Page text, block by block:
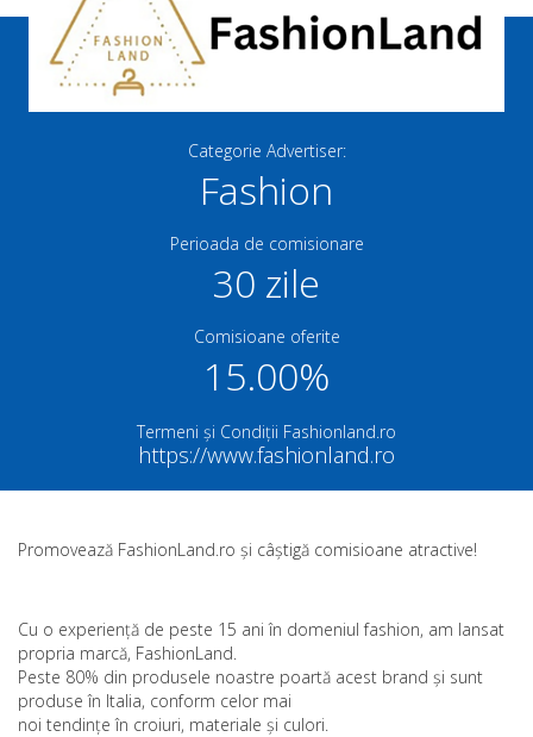
Categorie Advertiser:
Fashion
Perioada de comisionare
30 zile
Comisioane oferite
15.00%
Termeni și Condiții Fashionland.ro
https://www.fashionland.ro
Promovează FashionLand.ro și câștigă comisioane atractive!
Cu o experiență de peste 15 ani în domeniul fashion, am lansat
propria marcă, FashionLand.
Peste 80% din produsele noastre poartă acest brand și sunt
produse în Italia, conform celor mai
noi tendințe în croiuri, materiale și culori.